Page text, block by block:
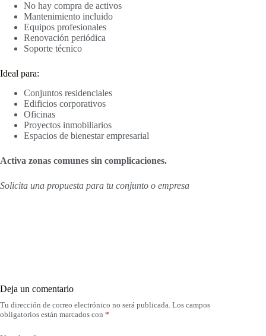
No hay compra de activos
Mantenimiento incluido
Equipos profesionales
Renovación periódica
Soporte técnico
Ideal para:
Conjuntos residenciales
Edificios corporativos
Oficinas
Proyectos inmobiliarios
Espacios de bienestar empresarial
Activa zonas comunes sin complicaciones.
Solicita una propuesta para tu conjunto o empresa
Deja un comentario
Tu dirección de correo electrónico no será publicada. Los campos
obligatorios están marcados con *